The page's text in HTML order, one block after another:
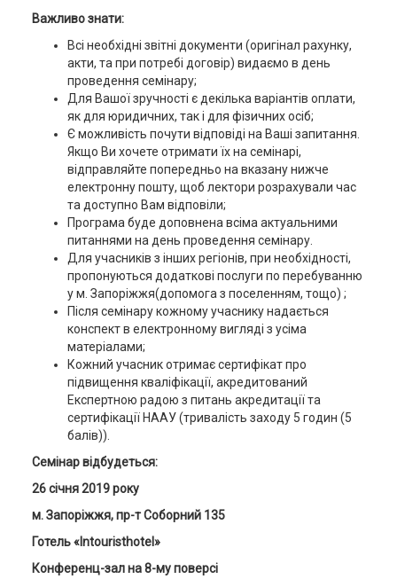
Важливо знати:
Всі необхідні звітні документи (оригінал рахунку,
акти, та при потребі договір) видаємо в день
проведення семінару;
Для Вашої зручності є декілька варіантів оплати,
як для юридичних, так і для фізичних осіб;
Є можливість почути відповіді на Ваші запитання.
Якщо Ви хочете отримати їх на семінарі,
відправляйте попередньо на вказану нижче
електронну пошту, щоб лектори розрахували час
та доступно Вам відповіли;
Програма буде доповнена всіма актуальними
питаннями на день проведення семінару.
Для учасників з інших регіонів, при необхідності,
пропонуються додаткові послуги по перебуванню
у м. Запоріжжя(допомога з поселенням, тощо) ;
Після семінару кожному учаснику надається
конспект в електронному вигляді з усіма
матеріалами;
Кожний учасник отримає сертифікат про
підвищення кваліфікації, акредитований
Експертною радою з питань акредитації та
сертифікації НААУ (тривалість заходу 5 годин (5
балів)).
Семінар відбудеться:
26 січня 2019 року
м. Запоріжжя, пр-т Соборний 135
Готель «Intouristhotel»
Конференц-зал на 8-му поверсі